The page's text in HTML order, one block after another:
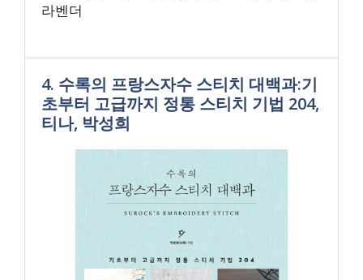
라벤더
4. 수록의 프랑스자수 스티치 대백과:기
초부터 고급까지 정통 스티치 기법 204,
티나, 박성희